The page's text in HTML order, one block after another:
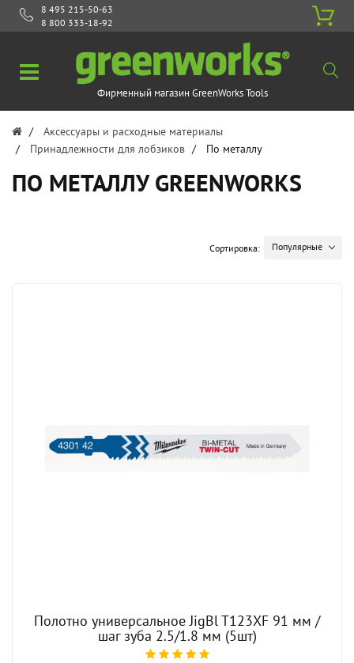
8 495 215-50-63
8 800 333-18-92
Фирменный магазин GreenWorks Tools
Аксессуары и расходные материалы
Принадлежности для лобзиков
По металлу
ПО МЕТАЛЛУ GREENWORKS
Сортировка: Популярные
Полотно универсальное JigBl T123XF 91 мм /
шаг зуба 2.5/1.8 мм (5шт)